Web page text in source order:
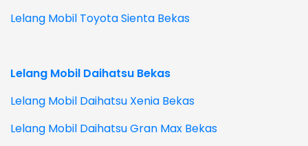
Lelang Mobil Toyota Sienta Bekas
Lelang Mobil Daihatsu Bekas
Lelang Mobil Daihatsu Xenia Bekas
Lelang Mobil Daihatsu Gran Max Bekas